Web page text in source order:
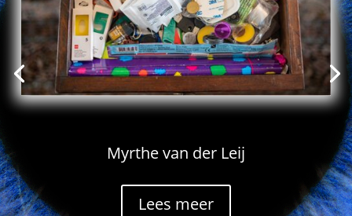
Myrthe van der Leij
Lees meer